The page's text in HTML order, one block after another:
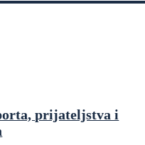
prijateljstva i